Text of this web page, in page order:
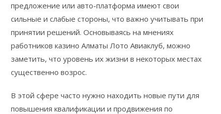
предложение или авто-платформа имеют свои
сильные и слабые стороны, что важно учитывать при
принятии решений. Основываясь на мнениях
работников казино Алматы Лото Авиаклуб, можно
заметить, что уровень их жизни в некоторых местах
существенно возрос.
В этой сфере часто нужно находить новые пути для
повышения квалификации и продвижения по